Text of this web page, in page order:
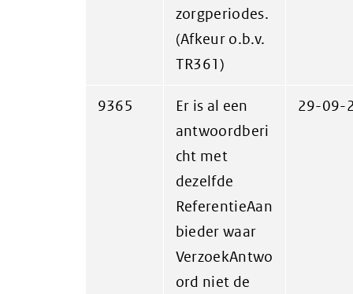
zorgperiodes.
(Afkeur o.b.v.
TR361)
9365
Er is al een
antwoordberi
cht met
dezelfde
ReferentieAan
bieder waar
VerzoekAntwo
ord niet de
29-09-